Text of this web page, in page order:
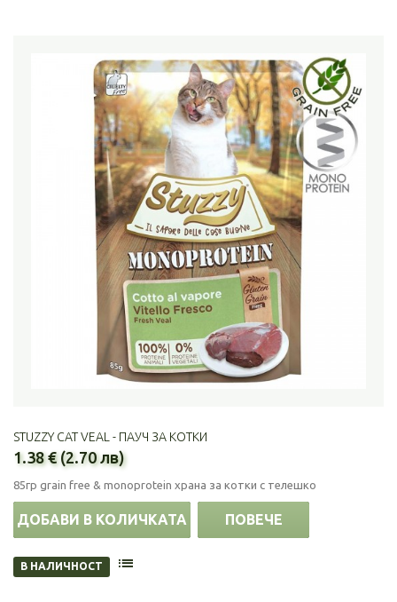
STUZZY CAT VEAL - ПАУЧ ЗА КОТКИ
1.38 € (2.70 лв)
85гр grain free & monoprotein храна за котки с телешко
ДОБАВИ В КОЛИЧКАТА ПОВЕЧЕ
В НАЛИЧНОСТ